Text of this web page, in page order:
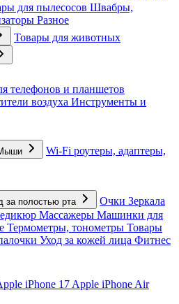
для пылесосов Швабры,
Разное
Товары для животных
телефонов и планшетов
воздуха Инструменты и
Wi-Fi роутеры, адаптеры,
за полостью рта Очки Зеркала
Массажеры Машинки для
Термометры, тонометры Товары
Уход за кожей лица Фитнес
iPhone 17 Apple iPhone Air